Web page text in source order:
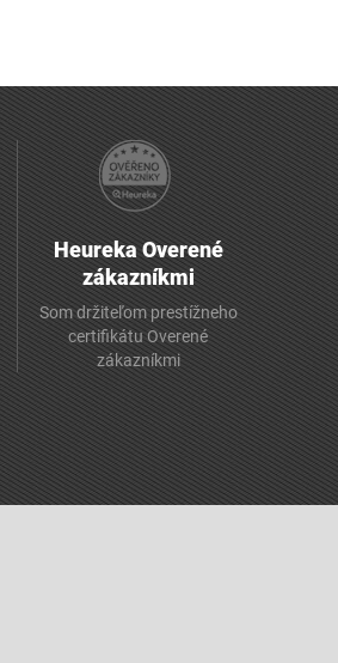
Heureka Overené
zákazníkmi
Som držiteľom prestížneho
certifikátu Overené
zákazníkmi